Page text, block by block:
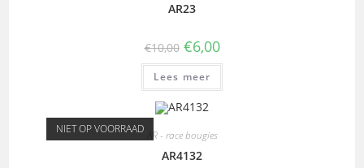
AR23
€10,00 €6,00
Lees meer
NIET OP VOORRAAD AR - race bougies
AR4132